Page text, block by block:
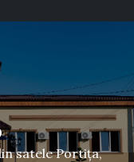
satele Portița,